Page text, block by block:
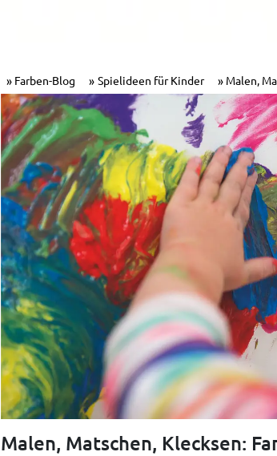
Farben-Blog Spielideen für Kinder Malen,
Malen, Matschen, Klecksen: